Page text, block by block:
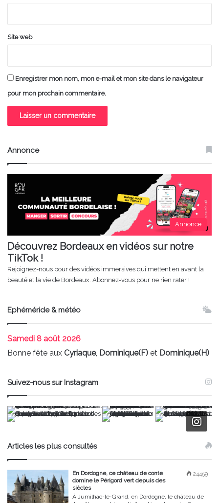
Site web
Enregistrer mon nom, mon e-mail et mon site dans le navigateur
pour mon prochain commentaire.
Annonce
Annonce
Découvrez Bordeaux en vidéos sur notre
TikTok !
Rejoignez-nous pour des vidéos immersives qui mettent en avant la
beauté et la vie de Bordeaux. Abonnez-vous pour ne rien rater !
Ephéméride & météo
Samedi 8 août 2026
Bonne fête aux Cyriaque, Dominique(F) et Dominique(H)
Suivez-nous sur Instagram
Articles les plus consultés
24459
En Dordogne, ce château de conte
domine le Périgord vert depuis des
siècles
À Jumilhac-le-Grand, en Dordogne, le château de